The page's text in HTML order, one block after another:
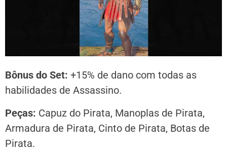
Bônus do Set: +15% de dano com todas as
habilidades de Assassino.
Peças: Capuz do Pirata, Manoplas de Pirata,
Armadura de Pirata, Cinto de Pirata, Botas de
Pirata.